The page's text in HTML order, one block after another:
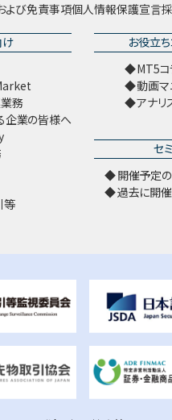
よび免責事項個人情報保護宣言
務
企業の皆様へ
等
お役立
MT5コ
動画マ
アナリ
セ
開催予定
過去に開